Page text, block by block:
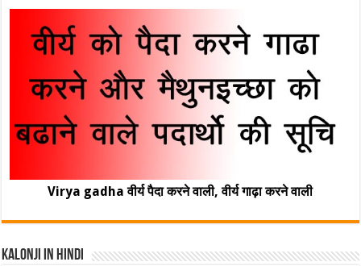
Virya gadha वीर्य पैदा करने वाली, वीर्य गाढ़ा करने वाली
Kalonji In Hindi